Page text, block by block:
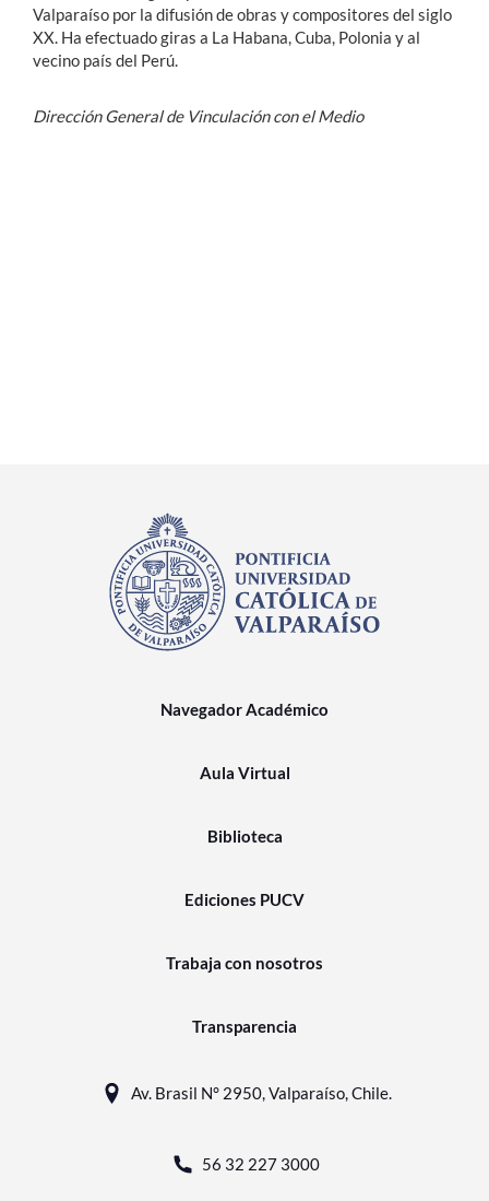
Valparaíso por la difusión de obras y compositores del siglo
XX. Ha efectuado giras a La Habana, Cuba, Polonia y al
vecino país del Perú.
Dirección General de Vinculación con el Medio
Navegador Académico
Aula Virtual
Biblioteca
Ediciones PUCV
Trabaja con nosotros
Transparencia
Av. Brasil N° 2950, Valparaíso, Chile.
56 32 227 3000